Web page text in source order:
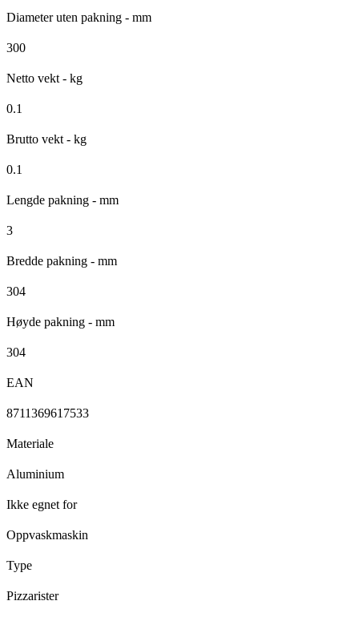
Diameter uten pakning - mm
300
Netto vekt - kg
0.1
Brutto vekt - kg
0.1
Lengde pakning - mm
3
Bredde pakning - mm
304
Høyde pakning - mm
304
EAN
8711369617533
Materiale
Aluminium
Ikke egnet for
Oppvaskmaskin
Type
Pizzarister